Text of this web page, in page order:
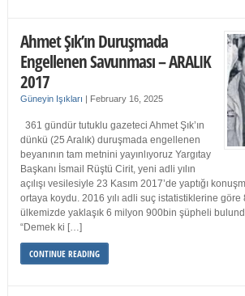
Ahmet Şık’ın Duruşmada
Engellenen Savunması – ARALIK
2017
Güneyin Işıkları | February 16, 2025
361 gündür tutuklu gazeteci Ahmet Şık’ın
dünkü (25 Aralık) duruşmada engellenen
beyanının tam metnini yayınlıyoruz Yargıtay
Başkanı İsmail Rüştü Cirit, yeni adli yılın
açılışı vesilesiyle 23 Kasım 2017’de yaptığı
ortaya koydu. 2016 yılı adli suç istatistiklerine
ülkemizde yaklaşık 6 milyon 900bin şüpheli
“Demek ki […]
CONTINUE READING